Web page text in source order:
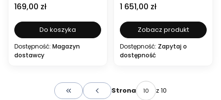
Cena
169,00 zł
Do koszyka
Dostępność: Magazyn
dostawcy
Cena
1 651,00 zł
Zobacz produkt
Dostępność: Zapytaj o
dostępność
Wróć do pierwszej strony z produktami
Strona z 10